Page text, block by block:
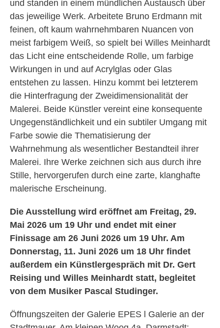
und standen in einem mündlichen Austausch über
das jeweilige Werk. Arbeitete Bruno Erdmann mit
feinen, oft kaum wahrnehmbaren Nuancen von
meist farbigem Weiß, so spielt bei Willes Meinhardt
das Licht eine entscheidende Rolle, um farbige
Wirkungen in und auf Acrylglas oder Glas
entstehen zu lassen. Hinzu kommt bei letzterem
die Hinterfragung der Zweidimensionalität der
Malerei. Beide Künstler vereint eine konsequente
Ungegenständlichkeit und ein subtiler Umgang mit
Farbe sowie die Thematisierung der
Wahrnehmung als wesentlicher Bestandteil ihrer
Malerei. Ihre Werke zeichnen sich aus durch ihre
Stille, hervorgerufen durch eine zarte, klanghafte
malerische Erscheinung.
Die Ausstellung wird eröffnet am Freitag, 29.
Mai 2026 um 19 Uhr und endet mit einer
Finissage am 26 Juni 2026 um 19 Uhr. Am
Donnerstag, 11. Juni 2026 um 18 Uhr findet
außerdem ein Künstlergespräch mit Dr. Gert
Reising und Willes Meinhardt statt, begleitet
von dem Musiker Pascal Studinger.
Öffnungszeiten der Galerie EPES Ɩ Galerie an der